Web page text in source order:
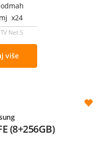
x24
Net S
više
(8+256GB)